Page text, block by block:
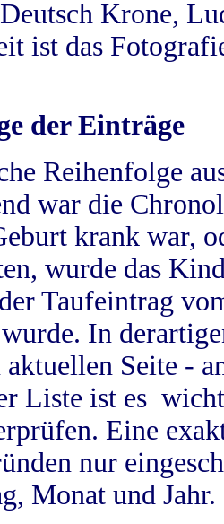
Krone,
ist das
der Einträge
Reihenfolge
war die
krank war,
wurde das
Taufeintrag
In
Seite -
Liste ist es
Eine
nur
Monat und Jahr.